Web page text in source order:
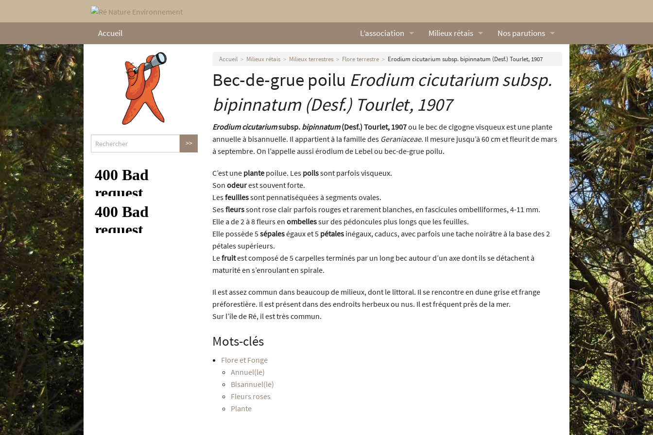
Accueil L’association
Qui sommes nous ?
Nos missions
Nos statuts
Nos partenaires
Milieux rétais
Lexique
Galerie rétaise
Milieux marins
Nos parutions
Dossiers
L’Œillet des dunes
Vidéos naturalistes de Ré Nature
Accueil Milieux rétais Milieux terrestres Flore terrestre Erodium cicutarium subsp. bipinnatum (Desf.) Tourlet, 1907
Bec-de-grue poilu Erodium cicutariumsubsp.
bipinnatum(Desf.) Tourlet, 1907
Erodium cicutariumsubsp. bipinnatum(Desf.) Tourlet, 1907ou le bec de cigogne visqueux est une plante
annuelle à bisannuelle. Il appartient à la famille des Geraniaceae. Il mesure jusqu’à 60 cm et fleurit de mars
à septembre. On l’appelle aussi érodium de Lebel ou bec-de-grue poilu.
C’est une plante poilue. Les poilssont parfois visqueux.
Son odeurest souvent forte.
Lesfeuillessont pennatiséquées à segments ovales.
Sesfleurssont rose clair parfois rouges et rarement blanches, en fascicules ombelliformes, 4-11 mm.
Elle a de 2 à 8 fleurs en ombellessur des pédoncules plus longs que les feuilles.
Elle possède 5sépaleségaux et 5 pétales inégaux, caducs, avec parfois une tache noirâtre à la base des 2
pétales supérieurs.
Lefruitest composé de 5 carpelles terminés par un long bec autour d’un axe dont ils se détachent à
maturité en s’enroulant en spirale.
Il est assez commun dans beaucoup de milieux, dont le littoral. Il se rencontre en dune grise et frange
préforestière. Il est présent dans des endroits herbeux ou nus. Il est fréquent près de la mer.
Sur l’île de Ré, il est très commun.
Mots-clés
Flore et Fonge
Annuel(le)
Bisannuel(le)
Fleurs roses
Plante